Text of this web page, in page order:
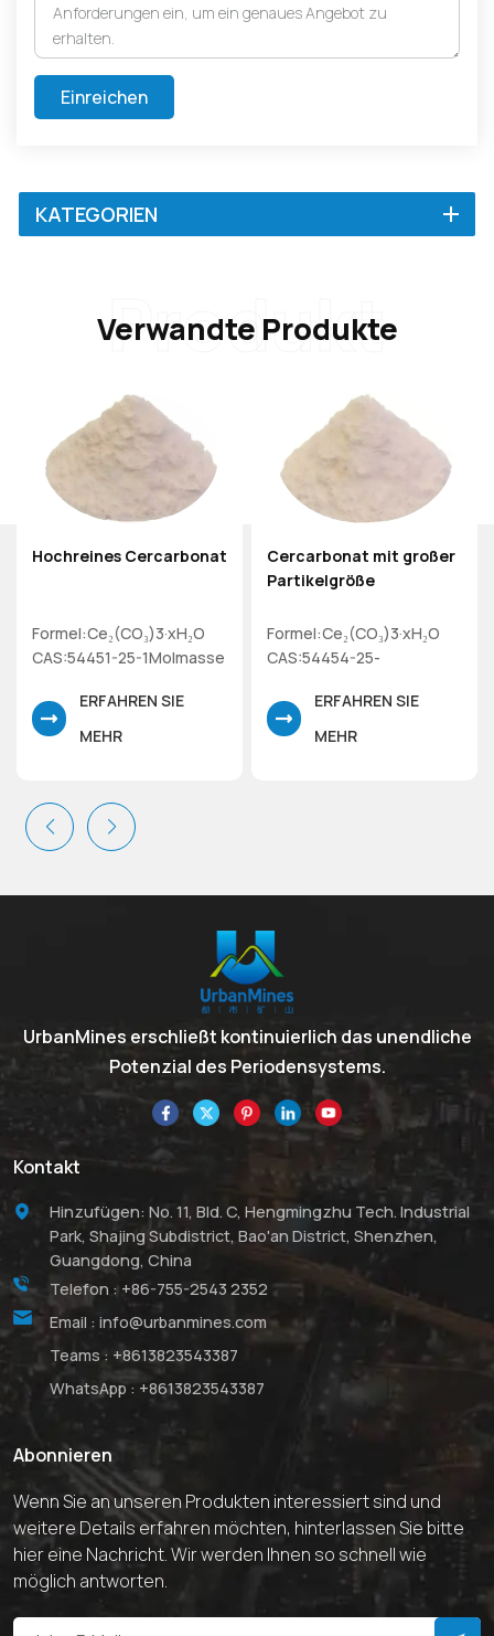
Einreichen
KATEGORIEN
Verwandte Produkte
Produkt
Hochreines Cercarbonat
Formel:Ce₂(CO₃)3·xH₂O
CAS:54451-25-1Molmasse
Hochreines Cercarbonat-
Hydrat
ERFAHREN SIE
MEHR
Cercarbonat mit großer
Partikelgröße
Formel:Ce₂(CO₃)3·xH₂O
CAS:54454-25-
wasserfreier Basis)
Cercarbonathydrat mit
ERFAHREN SIE
MEHR
UrbanMines erschließt kontinuierlich das unendliche
Potenzial des Periodensystems.
Kontakt
Hinzufügen: No. 11, Bld. C, Hengmingzhu Tech. Industrial
Park, Shajing Subdistrict, Bao'an District, Shenzhen,
Guangdong, China
Telefon : +86-755-2543 2352
Email : info@urbanmines.com
Teams : +8613823543387
WhatsApp : +8613823543387
Abonnieren
Wenn Sie an unseren Produkten interessiert sind und
weitere Details erfahren möchten, hinterlassen Sie bitte
hier eine Nachricht. Wir werden Ihnen so schnell wie
möglich antworten.